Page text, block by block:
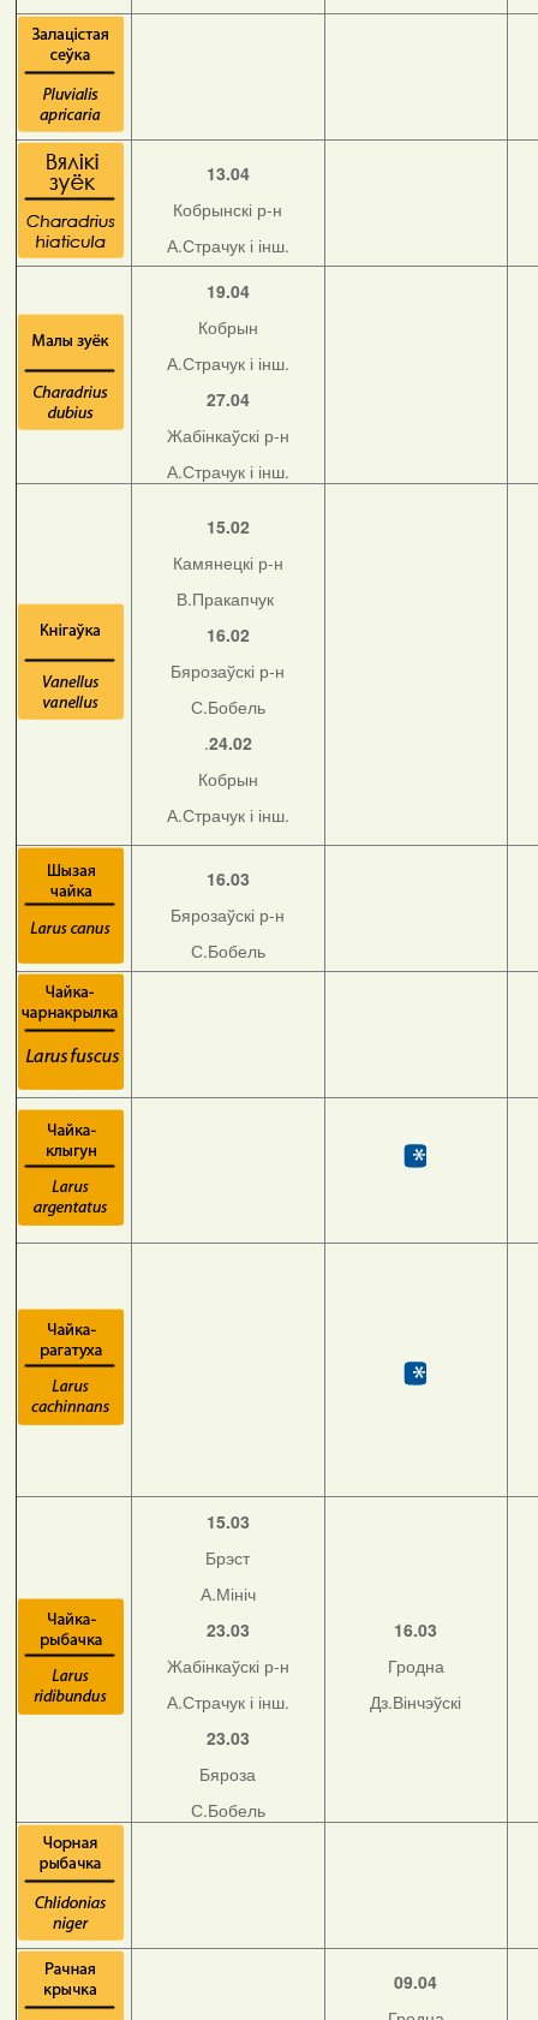
13.04
Кобрынскі р-н
А.Страчук і інш.
19.04
Кобрын
А.Страчук і інш.
27.04
Жабінкаўскі р-н
А.Страчук і інш.
15.02
Камянецкі р-н
В.Пракапчук
16.02
Бярозаўскі р-н
С.Бобель
.24.02
Кобрын
А.Страчук і інш.
16.03
Бярозаўскі р-н
С.Бобель
15.03
Брэст
А.Мініч
23.03
Жабінкаўскі р-н
А.Страчук і інш.
23.03
Бяроза
С.Бобель
16.03
Гродна
Дз.Вінчэўскі
09.04